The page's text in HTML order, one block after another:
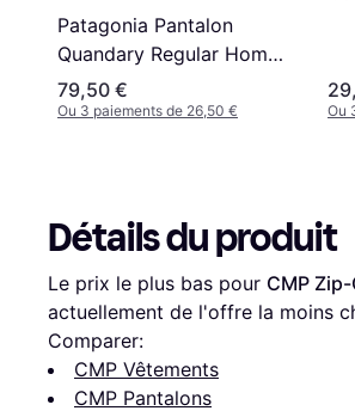
Patagonia Pantalon
Quandary Regular Homme
- Couleur FGE
79,50 €
Ou 3 paiements de 26,50 € Ou
Détails du produit
Le prix le plus bas pour CMP
actuellement de l'offre la moins
Comparer:
CMP Vêtements
CMP Pantalons